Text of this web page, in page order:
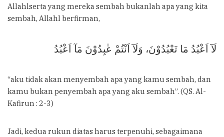
Allahlserta yang mereka sembah bukanlah apa yang kita
sembah, Allahl berfirman,
لَآ اَعْبُدُ مَا تَعْبُدُوْنَ، وَلَآ اَنْتُمْ عٰبِدُوْنَ مَآ اَعْبُدُ
“aku tidak akan menyembah apa yang kamu sembah, dan
kamu bukan penyembah apa yang aku sembah”. (QS. Al-
Kafirun : 2-3)
Jadi, kedua rukun diatas harus terpenuhi, sebagaimana